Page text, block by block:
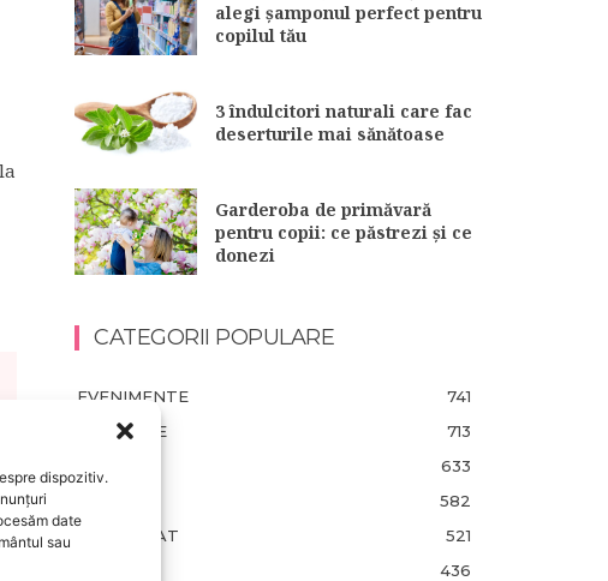
dispozitiv.
date
sau
alegi șamponul perfect pentru
copilul tău
3 îndulcitori naturali care fac
deserturile mai sănătoase
Garderoba de primăvară
pentru copii: ce păstrezi și ce
donezi
CATEGORII POPULARE
EVENIMENTE
741
LIFESTYLE
713
633
582
COMUNICAT
521
436